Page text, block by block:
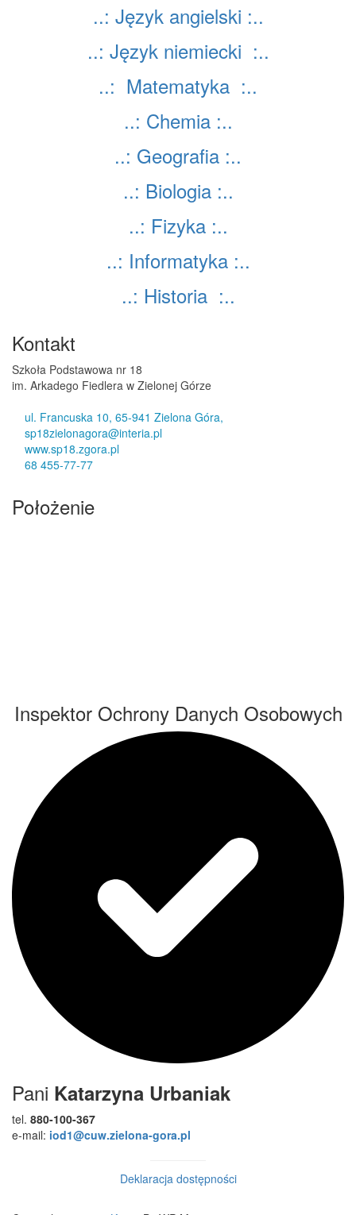
..: Język angielski :..
..: Język niemiecki :..
..: Matematyka :..
..: Chemia :..
..: Geografia :..
..: Biologia :..
..: Fizyka :..
..: Informatyka :..
..: Historia :..
Kontakt
Szkoła Podstawowa nr 18
im. Arkadego Fiedlera w Zielonej Górze
ul. Francuska 10, 65-941 Zielona Góra,
sp18zielonagora@interia.pl
www.sp18.zgora.pl
68 455-77-77
Położenie
Inspektor Ochrony Danych Osobowych
Pani Katarzyna Urbaniak
tel. 880-100-367
e-mail: iod1@cuw.zielona-gora.pl
Deklaracja dostępności